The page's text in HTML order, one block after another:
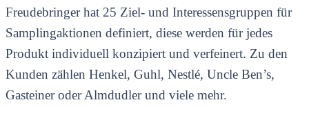
Freudebringer hat 25 Ziel- und Interessensgruppen für
Samplingaktionen definiert, diese werden für jedes
Produkt individuell konzipiert und verfeinert. Zu den
Kunden zählen Henkel, Guhl, Nestlé, Uncle Ben’s,
Gasteiner oder Almdudler und viele mehr.